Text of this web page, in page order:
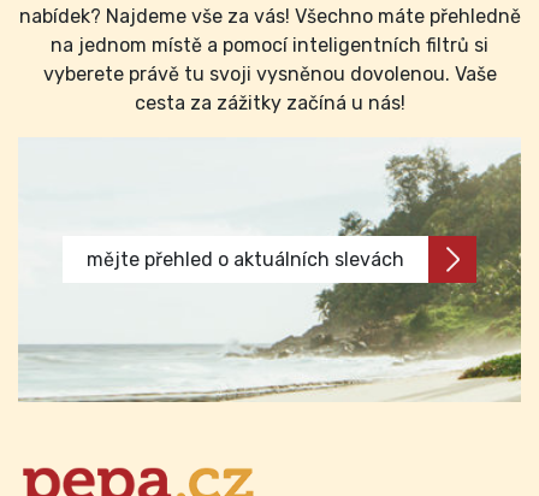
nabídek? Najdeme vše za vás! Všechno máte přehledně
na jednom místě a pomocí inteligentních filtrů si
vyberete právě tu svoji vysněnou dovolenou. Vaše
cesta za zážitky začíná u nás!
mějte přehled o aktuálních slevách